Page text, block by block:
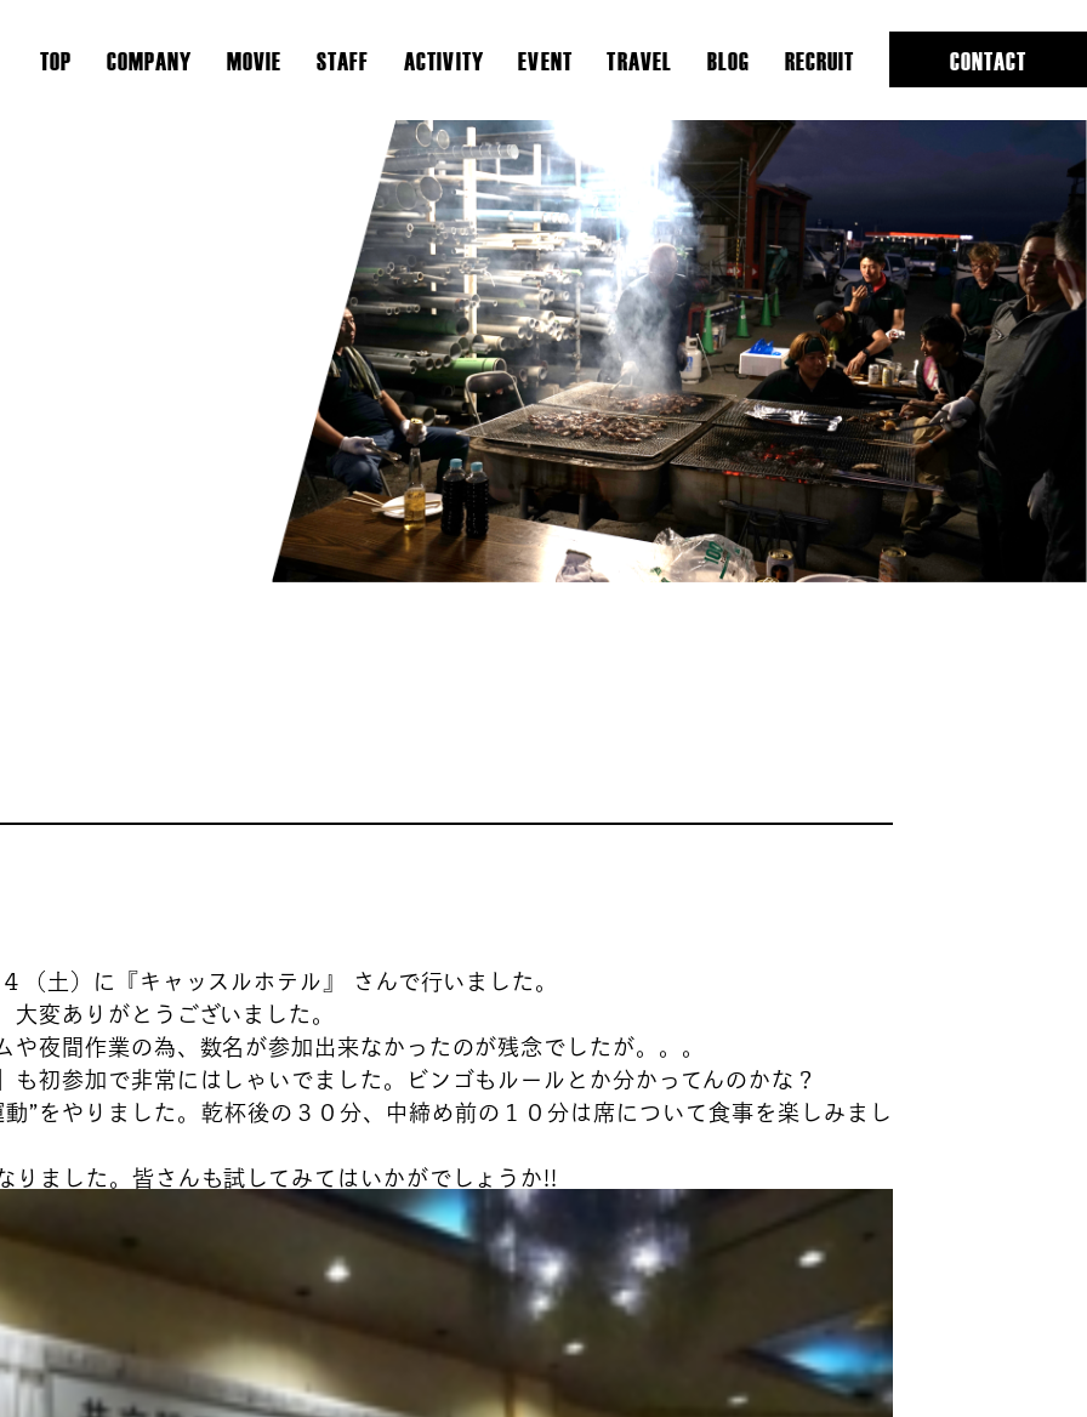
TOP COMPANY MOVIE STAFF ACTIVITY EVENT TRAVEL BLOG RECRUIT CONTACT
（土）に『キャッスルホテル』 さんで行いました。
変ありがとうございました。
や夜間作業の為、数名が参加出来なかったのが残念でしたが。。。
も初参加で非常にはしゃいでました。ビンゴもルールとか分かってんのかな？
”をやりました。乾杯後の３０分、中締め前の１０分は席について食事を楽しみまし
りました。皆さんも試してみてはいかがでしょうか!!